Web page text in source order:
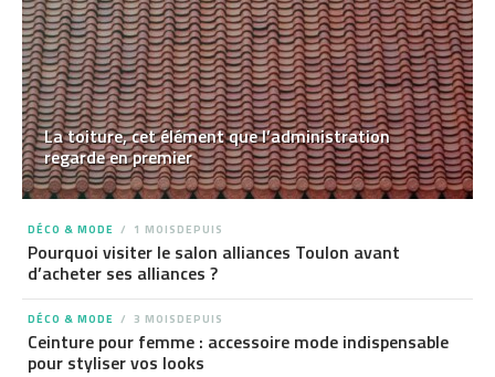
La toiture, cet élément que l’administration
regarde en premier
DÉCO & MODE 1 MOISDEPUIS
Pourquoi visiter le salon alliances Toulon avant
d’acheter ses alliances ?
DÉCO & MODE 3 MOISDEPUIS
Ceinture pour femme : accessoire mode indispensable
pour styliser vos looks